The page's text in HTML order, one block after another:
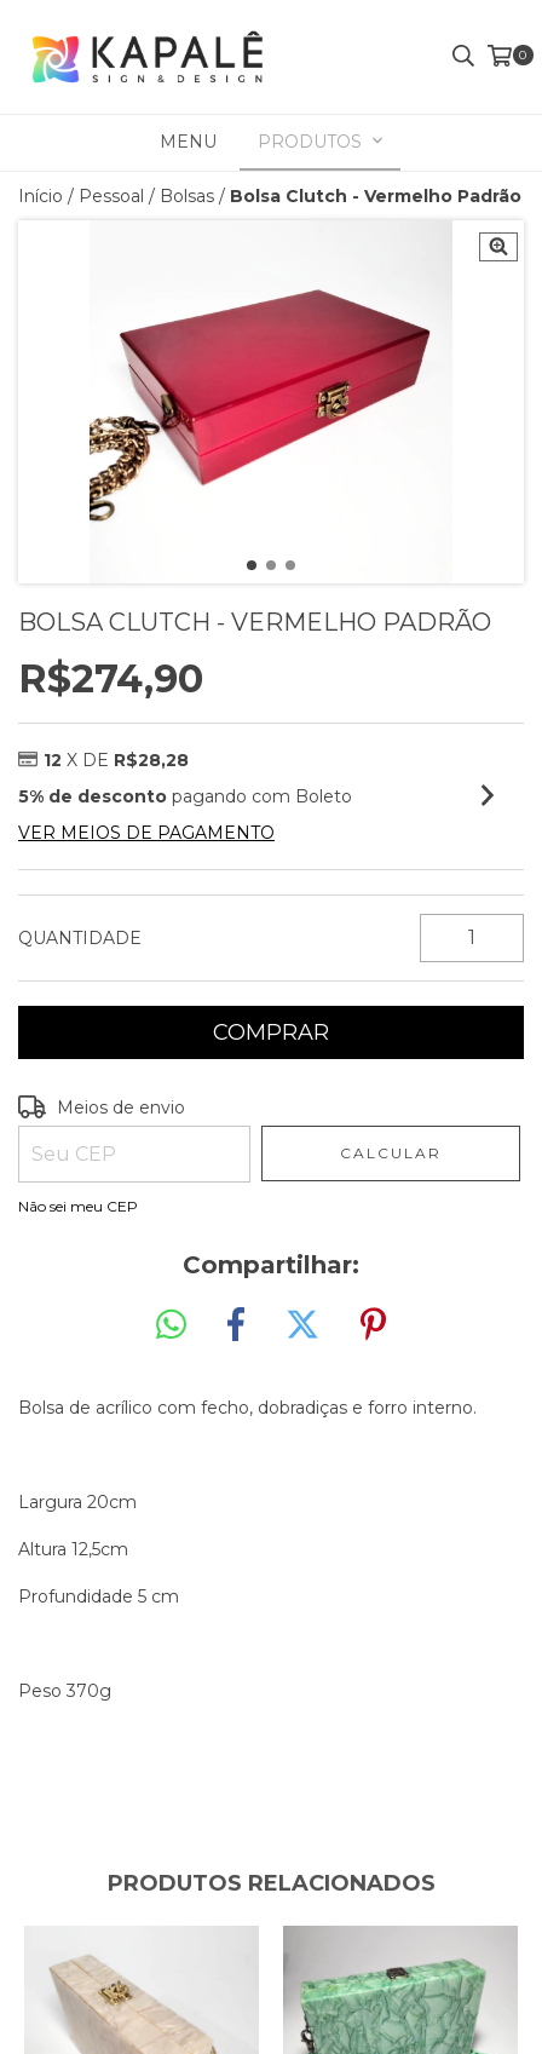
0
MENU PRODUTOS
Início / Pessoal / Bolsas / Bolsa Clutch - Vermelho Padrão
BOLSA CLUTCH - VERMELHO PADRÃO
R$274,90
12 X DE R$28,28
5% de desconto pagando com Boleto
VER MEIOS DE PAGAMENTO
QUANTIDADE
Entregas para o CEP:
Meios de envio
CALCULAR
Não sei meu CEP
Compartilhar:
Bolsa de acrílico com fecho, dobradiças e forro interno.
Largura 20cm
Altura 12,5cm
Profundidade 5 cm
Peso 370g
PRODUTOS RELACIONADOS